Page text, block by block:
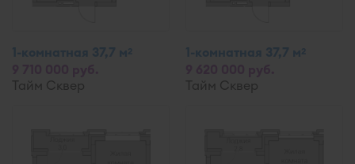
1-комнатная 37,7 м2
Тайм Сквер
1-комнатная 37,7 м2
Тайм Сквер